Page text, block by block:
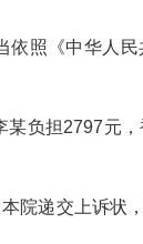
照《中华人
负担2797元
院递交上诉状